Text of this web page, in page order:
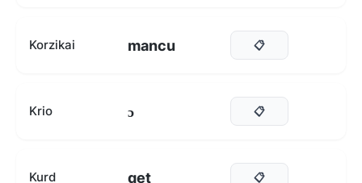
Korzikai mancu 📋
Krio ɔ 📋
Kurd qet 📋